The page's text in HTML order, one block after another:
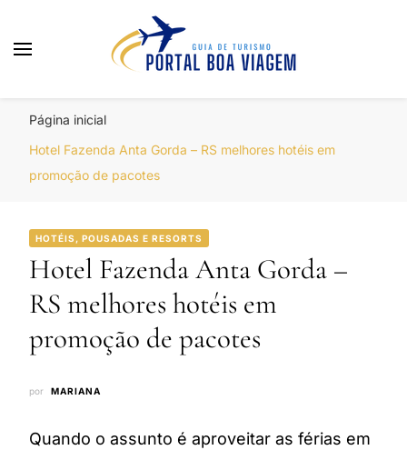
Página inicial
Hotel Fazenda Anta Gorda – RS melhores hotéis em
promoção de pacotes
HOTÉIS, POUSADAS E RESORTS
Hotel Fazenda Anta Gorda –
RS melhores hotéis em
promoção de pacotes
por MARIANA
Quando o assunto é aproveitar as férias em